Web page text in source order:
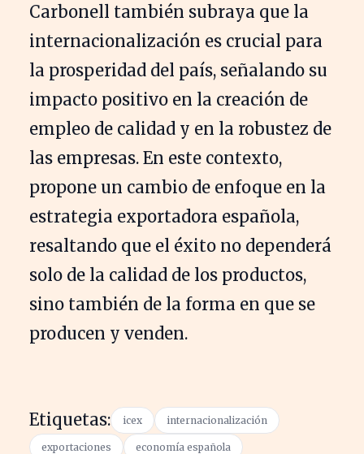
Carbonell también subraya que la
internacionalización es crucial para
la prosperidad del país, señalando su
impacto positivo en la creación de
empleo de calidad y en la robustez de
las empresas. En este contexto,
propone un cambio de enfoque en la
estrategia exportadora española,
resaltando que el éxito no dependerá
solo de la calidad de los productos,
sino también de la forma en que se
producen y venden.
Etiquetas: icex internacionalización
exportaciones economía española